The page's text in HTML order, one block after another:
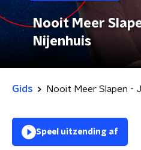
Nooit Meer
Nijenhuis
Gids Nooit Meer Slapen -
Speel uitzending af